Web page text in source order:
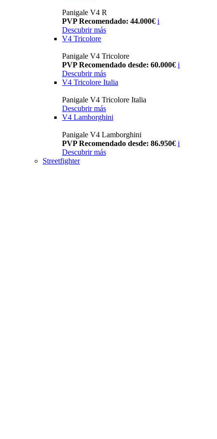
Panigale V4 R
PVP Recomendado: 44.000€ i
Descubrir más
V4 Tricolore
Panigale V4 Tricolore
PVP Recomendado desde: 60.000€ i
Descubrir más
V4 Tricolore Italia
Panigale V4 Tricolore Italia
Descubrir más
V4 Lamborghini
Panigale V4 Lamborghini
PVP Recomendado desde: 86.950€ i
Descubrir más
Streetfighter